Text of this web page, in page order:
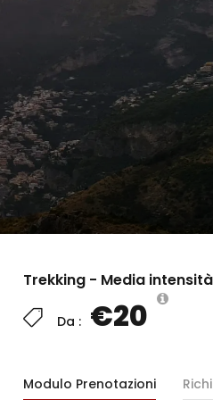
Trekking - Media intensità
Da : €20
Modulo Prenotazioni